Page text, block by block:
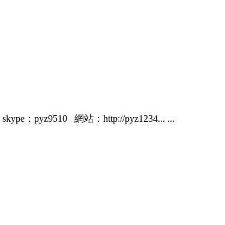
：pyz9510 網站：http://pyz1234... ...